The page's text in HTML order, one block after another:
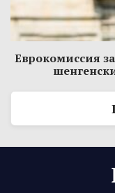
Еврокомиссия